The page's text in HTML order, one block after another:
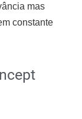
mas
constante